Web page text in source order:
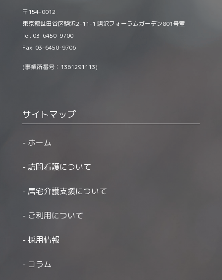
〒154-0012
東京都世田谷区駒沢2-11-1 駒沢フォーラムガーデン801号室
Tel. 03-6450-9700
Fax. 03-6450-9706
(事業所番号：1361291113)
サイトマップ
ホーム
訪問看護について
居宅介護支援について
ご利用について
採用情報
コラム